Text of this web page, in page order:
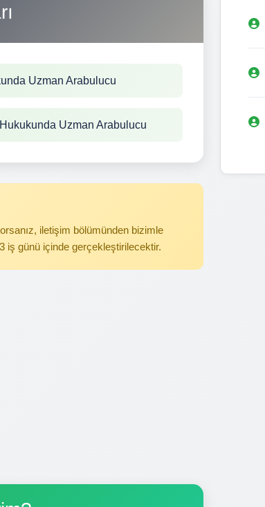
Uzman Arabulucu
Uzman Arabulucu
iletişim bölümünden bizimle
iş günü içinde gerçekleştirilecektir.